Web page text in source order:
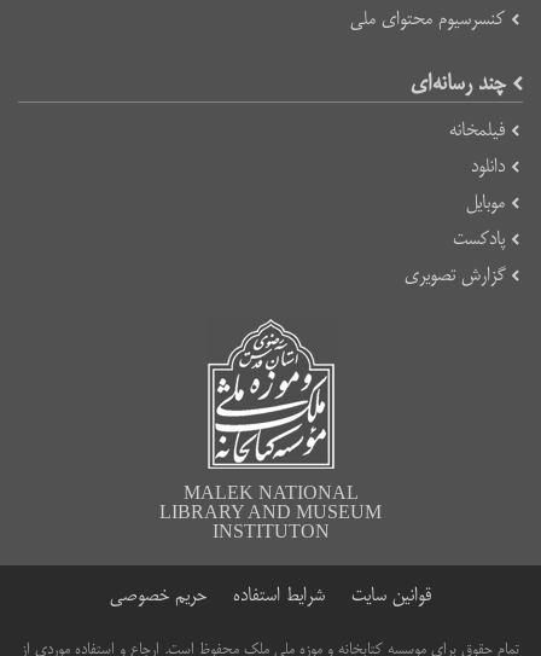
کنسرسیوم محتوای ملی
چند رسانه‌ای
فیلمخانه
دانلود
موبایل
پادکست
گزارش تصویری
MALEK NATIONAL
LIBRARY AND MUSEUM
INSTITUTON
قوانین سایت شرایط استفاده حریم خصوصی
تمام حقوق برای موسسه کتابخانه و موزه ملی ملک محفوظ است. ارجاع و استفاده موردی از